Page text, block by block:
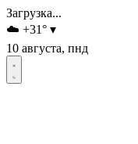
Загрузка...
☁️ +31° ▾
10 августа, пнд